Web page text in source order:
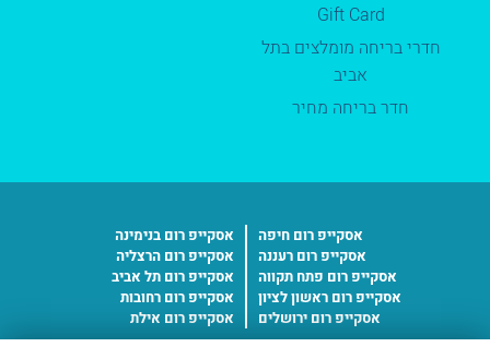
Gift Card
חדרי בריחה מומלצים בתל
אביב
חדר בריחה מחיר
אסקייפ רום חיפה
אסקייפ רום בנימינה
אסקייפ רום רעננה
אסקייפ רום הרצליה
אסקייפ רום פתח תקווה
אסקייפ רום תל אביב
אסקייפ רום ראשון לציון
אסקייפ רום רחובות
אסקייפ רום ירושלים
אסקייפ רום אילת